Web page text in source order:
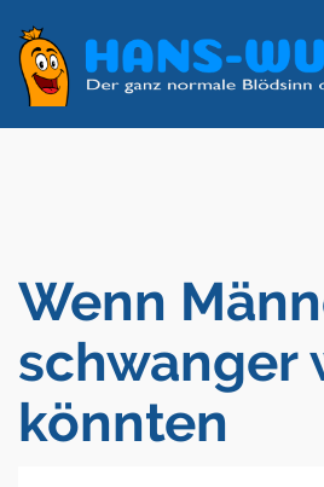
Wenn
schwanger
könnten